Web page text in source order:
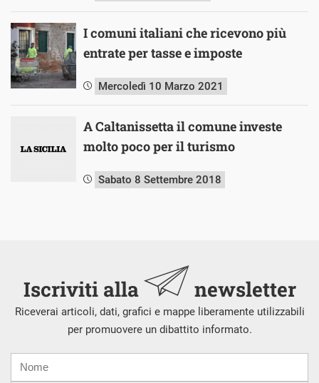
I comuni italiani che ricevono più
entrate per tasse e imposte
Mercoledì 10 Marzo 2021
A Caltanissetta il comune investe
molto poco per il turismo
Sabato 8 Settembre 2018
Iscriviti alla newsletter
Riceverai articoli, dati, grafici e mappe liberamente utilizzabili
per promuovere un dibattito informato.
mail